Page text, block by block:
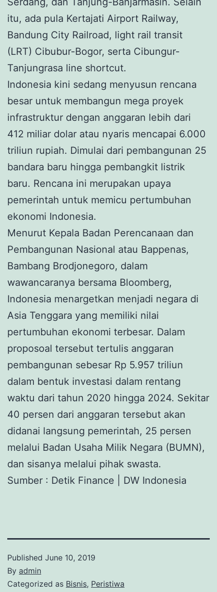
itu, ada pula Kertajati Airport Railway,
Bandung City Railroad, light rail transit
(LRT) Cibubur-Bogor, serta Cibungur-
Tanjungrasa line shortcut.
Indonesia kini sedang menyusun rencana
besar untuk membangun mega proyek
infrastruktur dengan anggaran lebih dari
412 miliar dolar atau nyaris mencapai 6.000
triliun rupiah. Dimulai dari pembangunan 25
bandara baru hingga pembangkit listrik
baru. Rencana ini merupakan upaya
pemerintah untuk memicu pertumbuhan
ekonomi Indonesia.
Menurut Kepala Badan Perencanaan dan
Pembangunan Nasional atau Bappenas,
Bambang Brodjonegoro, dalam
wawancaranya bersama Bloomberg,
Indonesia menargetkan menjadi negara di
Asia Tenggara yang memiliki nilai
pertumbuhan ekonomi terbesar. Dalam
proposoal tersebut tertulis anggaran
pembangunan sebesar Rp 5.957 triliun
dalam bentuk investasi dalam rentang
waktu dari tahun 2020 hingga 2024. Sekitar
40 persen dari anggaran tersebut akan
didanai langsung pemerintah, 25 persen
melalui Badan Usaha Milik Negara (BUMN),
dan sisanya melalui pihak swasta.
Sumber : Detik Finance | DW Indonesia
Published June 10, 2019
By admin
Categorized as Bisnis, Peristiwa